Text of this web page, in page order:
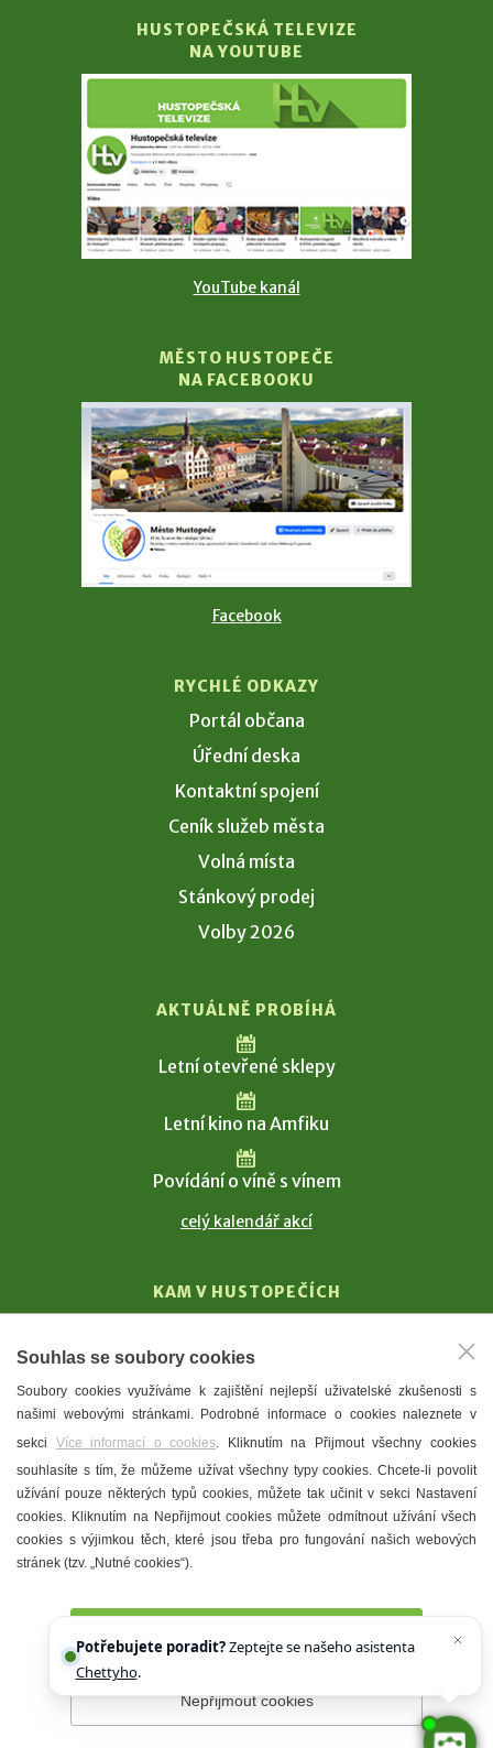
HUSTOPEČSKÁ TELEVIZE
NA YOUTUBE
YouTube kanál
MĚSTO HUSTOPEČE
NA FACEBOOKU
Facebook
RYCHLÉ ODKAZY
Portál občana
Úřední deska
Kontaktní spojení
Ceník služeb města
Volná místa
Stánkový prodej
Volby 2026
AKTUÁLNĚ PROBÍHÁ
Letní otevřené sklepy
Letní kino na Amfiku
Povídání o víně s vínem
celý kalendář akcí
KAM V HUSTOPEČÍCH
T. G. Masaryk
Mandloně
Ubytování
Restaurace
Městské muzeum a galerie
Denní meníčka
Prohlášení o přístupnosti Správce webu
Souhlas se soubory cookies
Soubory cookies využíváme k zajištění nejlepší uživatelské zkušenosti s
našimi webovými stránkami. Podrobné informace o cookies naleznete v
sekci Více informací o cookies. Kliknutím na Přijmout všechny cookies
souhlasíte s tím, že můžeme užívat všechny typy cookies. Chcete-li povolit
užívání pouze některých typů cookies, můžete tak učinit v sekci Nastavení
cookies. Kliknutím na Nepřijmout cookies můžete odmítnout užívání všech
cookies s výjimkou těch, které jsou třeba pro fungování našich webových
stránek (tzv. „Nutné cookies“).
Nepřijmout cookies
Potřebujete poradit?Zeptejte se našeho asistenta
Chettyho.